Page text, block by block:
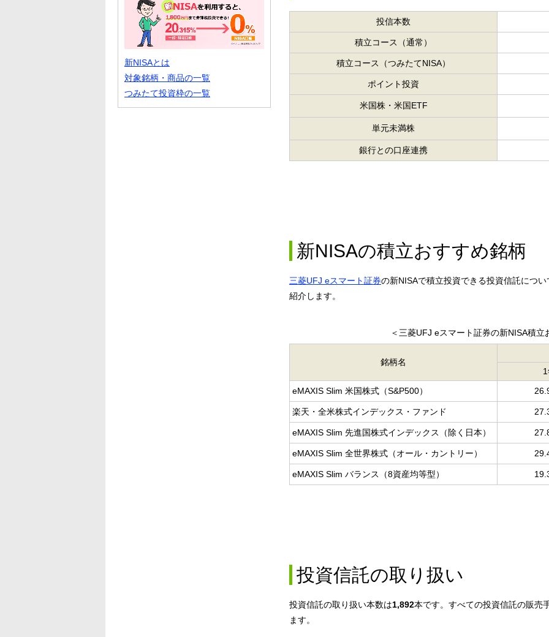
投信本数
積立コース （通常）
積立コース （つみたてNISA）
ポイント投資
米国株・米国ETF
単元未満株
銀行との口座連携
新NISAの積立おすすめ銘柄
三菱UFJ eスマート証券の新NISAで積立投資できる投資信託につ
紹介します。
＜三菱UFJ eスマート証券の新NISA積立
銘柄名
eMAXIS Slim 米国株式（S&P500）
楽天・全米株式インデックス・ファンド
eMAXIS Slim 先進国株式インデックス（除く日本）
eMAXIS Slim 全世界株式（オール・カントリー）
eMAXIS Slim バランス（8資産均等型）
投資信託の取り扱い
投資信託の取り扱い本数は1,892本です。すべての投資信託の販売
ます。
新NISAとは
対象銘柄・商品の一覧
つみたて投資枠の一覧